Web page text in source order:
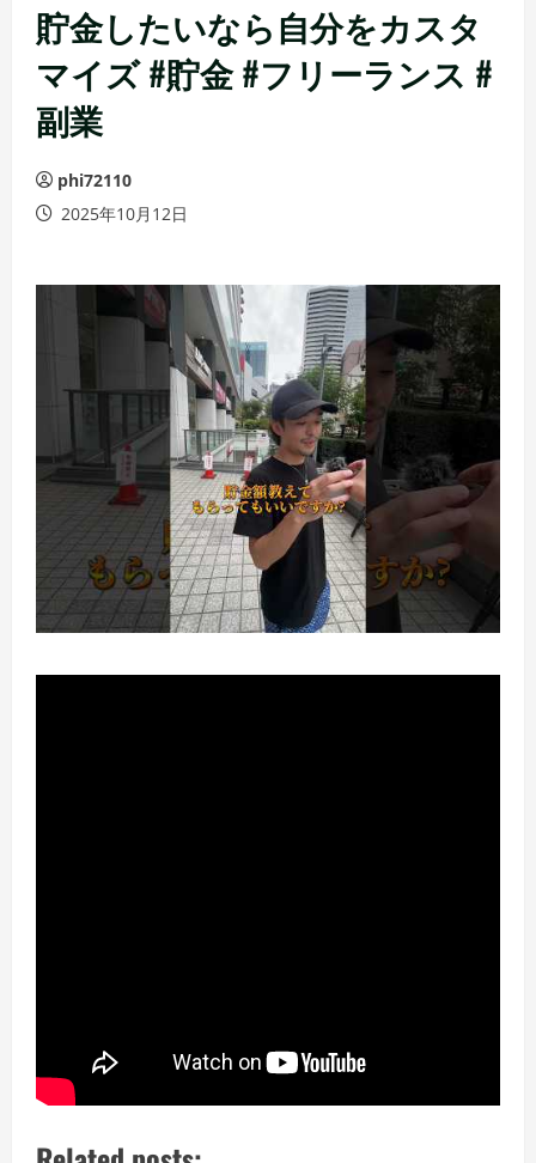
貯金したいなら自分をカスタ
マイズ #貯金 #フリーランス #
副業
phi72110
2025年10月12日